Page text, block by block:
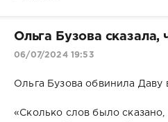
Ольга Бузова сказала,
06/07/2024 19:53
Ольга Бузова обвинила Даву
«Сколько слов было сказано,